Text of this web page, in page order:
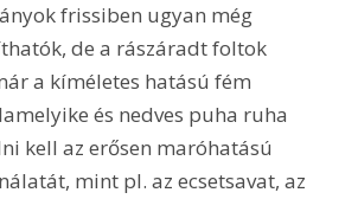
frissiben ugyan még
de a rászáradt foltok
a kíméletes hatású fém
és nedves puha ruha
kell az erősen maróhatású
mint pl. az ecsetsavat, az